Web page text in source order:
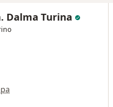
Dalma Turina